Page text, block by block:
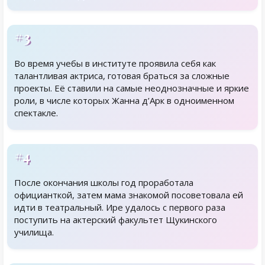
#3
Во время учебы в институте проявила себя как
талантливая актриса, готовая браться за сложные
проекты. Её ставили на самые неоднозначные и яркие
роли, в числе которых Жанна д’Арк в одноименном
спектакле.
#4
После окончания школы год проработала
официанткой, затем мама знакомой посоветовала ей
идти в театральный. Ире удалось с первого раза
поступить на актерский факультет Щукинского
училища.